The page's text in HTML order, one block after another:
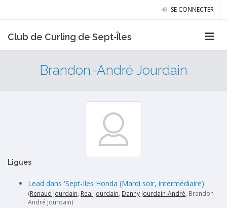
SE CONNECTER
Club de Curling de Sept‑Îles
Brandon-André Jourdain
Ligues
Lead dans 'Sept-Iles Honda (Mardi soir, intermédiaire)'
(Renaud Jourdain Real Jourdain Danny Jourdain-André , Brandon-
André Jourdain)